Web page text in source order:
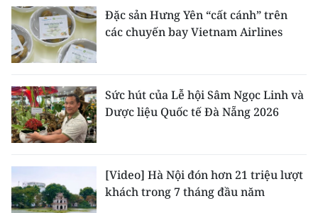
Đặc sản Hưng Yên “cất cánh” trên
các chuyến bay Vietnam Airlines
Sức hút của Lễ hội Sâm Ngọc Linh và
Dược liệu Quốc tế Đà Nẵng 2026
[Video] Hà Nội đón hơn 21 triệu lượt
khách trong 7 tháng đầu năm